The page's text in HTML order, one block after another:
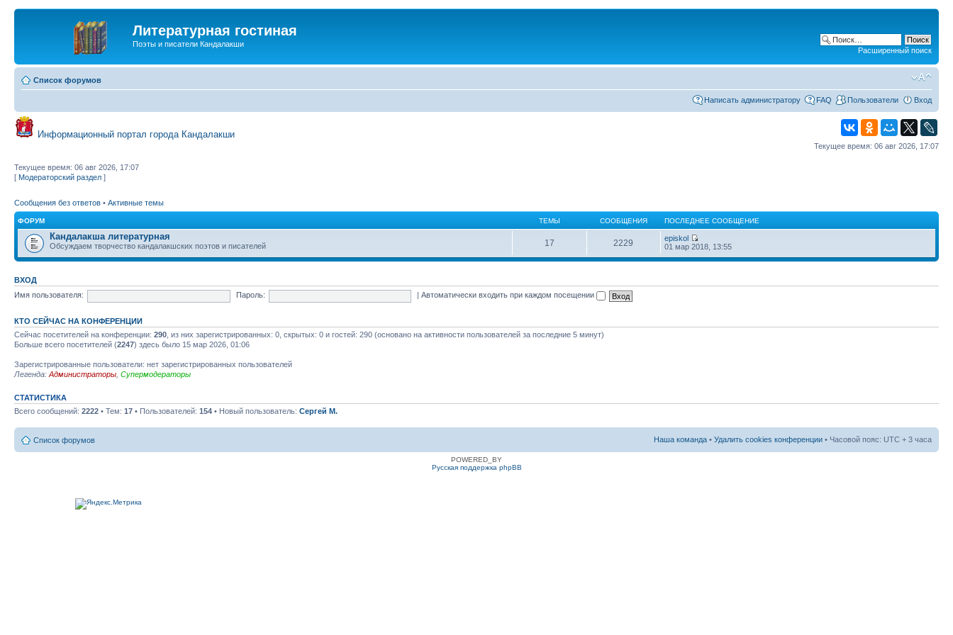
Литературная гостиная
Поэты и писатели Кандалакши
Расширенный поиск
Список форумов
Написать администратору FAQ Пользователи Вход
Информационный портал города Кандалакши
Текущее время: 06 авг 2026, 17:07
Текущее время: 06 авг 2026, 17:07
[ Модераторский раздел ]
Сообщения без ответов • Активные темы
ФОРУМ ТЕМЫ СООБЩЕНИЯ ПОСЛЕДНЕЕ СООБЩЕНИЕ
Кандалакша литературная
Обсуждаем творчество кандалакшских поэтов и писателей 17 2229
episkol
01 мар 2018, 13:55
ВХОД
Имя пользователя:
Пароль: |Автоматически входить при каждом посещении
КТО СЕЙЧАС НА КОНФЕРЕНЦИИ
Сейчас посетителей на конференции: 290 , из них зарегистрированных: 0, скрытых: 0 и гостей: 290 (основано на активности пользователей за последние 5 минут)
Больше всего посетителей (2247) здесь было 15 мар 2026, 01:06
Зарегистрированные пользователи: нет зарегистрированных пользователей
Легенда: Администраторы Супермодераторы
СТАТИСТИКА
Всего сообщений: 2222 • Тем: 17 • Пользователей: 154 • Новый пользователь: Сергей М.
Список форумов Наша команда • Удалить cookies конференции • Часовой пояс: UTC + 3 часа
POWERED_BY
Русская поддержка phpBB